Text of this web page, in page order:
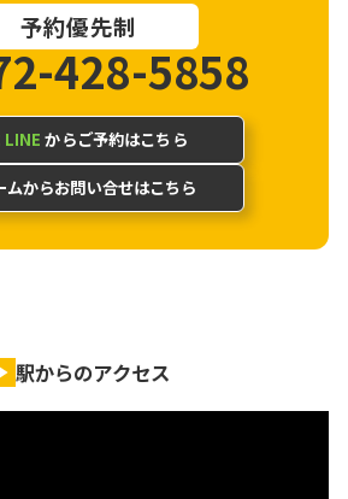
予約優先制
428-5858
LINE からご予約はこちら
ムからお問い合せはこちら
駅からのアクセス